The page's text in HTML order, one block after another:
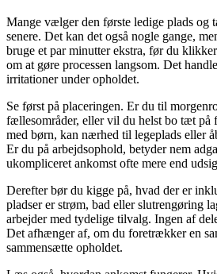
Mange vælger den første ledige plads og
senere. Det kan det også nogle gange,
bruge et par minutter ekstra, før du
om at gøre processen langsom. Det
irritationer under opholdet.
Se først på placeringen. Er du til
fællesområder, eller vil du helst bo tæt på
med børn, kan nærhed til legeplads eller
Er du på arbejdsophold, betyder nem
ukompliceret ankomst ofte mere end
Derefter bør du kigge på, hvad der er
pladser er strøm, bad eller slutrengøring
arbejder med tydelige tilvalg. Ingen af
Det afhænger af, om du foretrækker en
sammensætte opholdet.